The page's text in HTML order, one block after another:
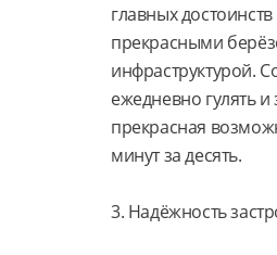
главных
прекрасными
инфраструктурой.
ежедневно гулять
прекрасная
минут за десять.
3. Надёжность